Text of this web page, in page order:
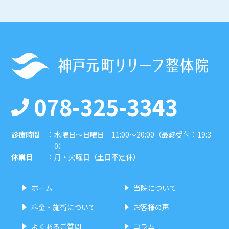
078-325-3343
診療時間 ：水曜日〜日曜日 11:00〜20:00（最終受付：19:3
0）
休業日
： 月・火曜日（土日不定休）
ホーム
当院について
料金・施術について
お客様の声
よくあるご質問
コラム